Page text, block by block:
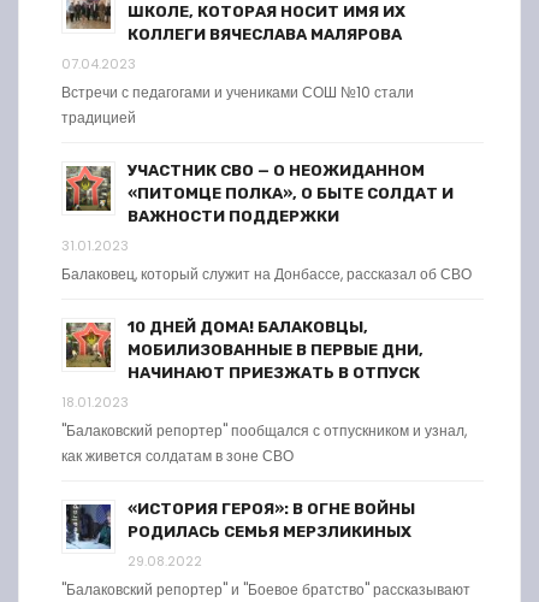
ШКОЛЕ, КОТОРАЯ НОСИТ ИМЯ ИХ
КОЛЛЕГИ ВЯЧЕСЛАВА МАЛЯРОВА
07.04.2023
Встречи с педагогами и учениками СОШ №10 стали
традицией
УЧАСТНИК СВО — О НЕОЖИДАННОМ
«ПИТОМЦЕ ПОЛКА», О БЫТЕ СОЛДАТ И
ВАЖНОСТИ ПОДДЕРЖКИ
31.01.2023
Балаковец, который служит на Донбассе, рассказал об СВО
10 ДНЕЙ ДОМА! БАЛАКОВЦЫ,
МОБИЛИЗОВАННЫЕ В ПЕРВЫЕ ДНИ,
НАЧИНАЮТ ПРИЕЗЖАТЬ В ОТПУСК
18.01.2023
"Балаковский репортер" пообщался с отпускником и узнал,
как живется солдатам в зоне СВО
«ИСТОРИЯ ГЕРОЯ»: В ОГНЕ ВОЙНЫ
РОДИЛАСЬ СЕМЬЯ МЕРЗЛИКИНЫХ
29.08.2022
"Балаковский репортер" и "Боевое братство" рассказывают